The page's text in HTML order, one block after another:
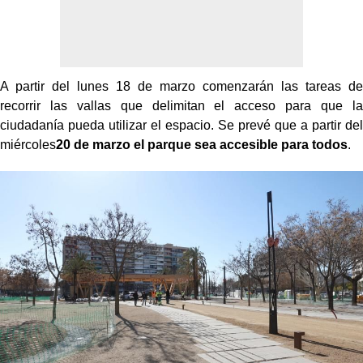
A partir del lunes 18 de marzo comenzarán las tareas de
recorrir las vallas que delimitan el acceso para que la
ciudadanía pueda utilizar el espacio. Se prevé que a partir del
miércoles20 de marzo el parque sea accesible para todos.